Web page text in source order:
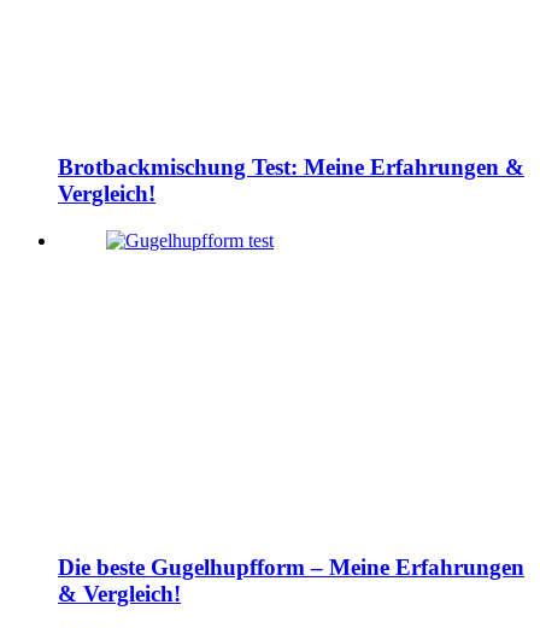
Brotbackmischung Test: Meine Erfahrungen &
Vergleich!
Die beste Gugelhupfform – Meine Erfahrungen
& Vergleich!